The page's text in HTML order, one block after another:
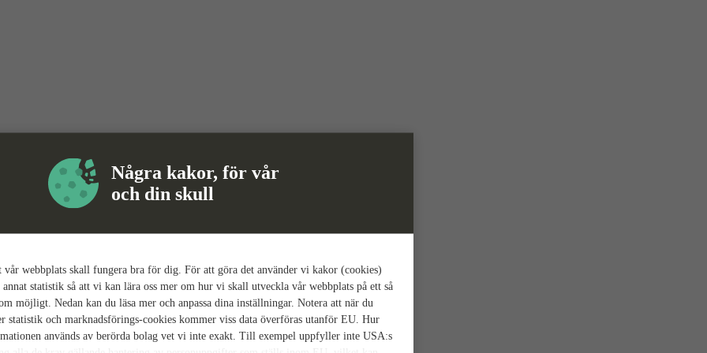
Några kakor, för vår
och din skull
webbplats skall fungera bra för dig. För att göra det använder vi kakor (cookies)
statistik så att vi kan lära oss mer om hur vi skall utveckla vår webbplats på ett så
möjligt. Nedan kan du läsa mer och anpassa dina inställningar. Notera att när du
statistik och marknadsförings-cookies kommer viss data överföras utanför EU. Hur
används av berörda bolag vet vi inte exakt. Till exempel uppfyller inte USA:s